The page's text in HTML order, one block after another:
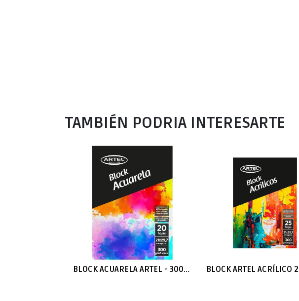
TAMBIÉN PODRIA INTERESARTE
BLOCK ACUARELA ARTEL - 300 GRMS 40% ALGODÓN 21, 29, 2